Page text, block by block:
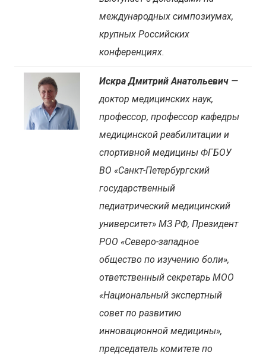
международных симпозиумах,
крупных Российских
конференциях.
Искра Дмитрий Анатольевич —
доктор медицинских наук,
профессор, профессор кафедры
медицинской реабилитации и
спортивной медицины ФГБОУ
ВО «Санкт-Петербургский
государственный
педиатрический медицинский
университет» МЗ РФ, Президент
РОО «Северо-западное
общество по изучению боли»,
ответственный секретарь МОО
«Национальный экспертный
совет по развитию
инновационной медицины»,
председатель комитете по